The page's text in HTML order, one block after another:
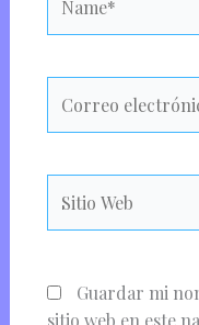
electrónico*
Web
Guardar mi
sitio web en este